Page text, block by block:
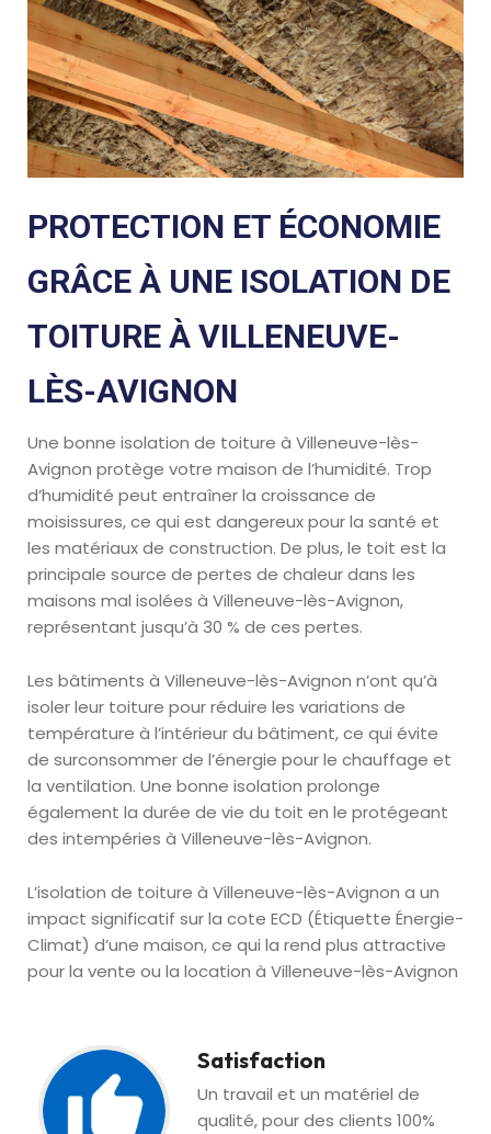
PROTECTION ET ÉCONOMIE
GRÂCE À UNE ISOLATION DE
TOITURE À VILLENEUVE-
LÈS-AVIGNON
Une bonne isolation de toiture à Villeneuve-lès-
Avignon protège votre maison de l’humidité. Trop
d’humidité peut entraîner la croissance de
moisissures, ce qui est dangereux pour la santé et
les matériaux de construction. De plus, le toit est la
principale source de pertes de chaleur dans les
maisons mal isolées à Villeneuve-lès-Avignon,
représentant jusqu’à 30 % de ces pertes.
Les bâtiments à Villeneuve-lès-Avignon n’ont qu’à
isoler leur toiture pour réduire les variations de
température à l’intérieur du bâtiment, ce qui évite
de surconsommer de l’énergie pour le chauffage et
la ventilation. Une bonne isolation prolonge
également la durée de vie du toit en le protégeant
des intempéries à Villeneuve-lès-Avignon.
L’isolation de toiture à Villeneuve-lès-Avignon a un
impact significatif sur la cote ECD (Étiquette Énergie-
Climat) d’une maison, ce qui la rend plus attractive
pour la vente ou la location à Villeneuve-lès-Avignon
Satisfaction
Un travail et un matériel de
qualité, pour des clients 100%